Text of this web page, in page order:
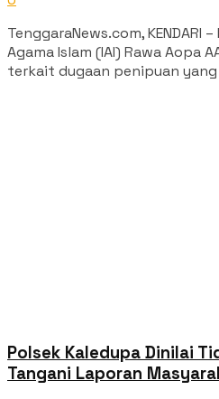
TenggaraNews.com, KENDARI
Agama Islam (IAI) Rawa Aopa
terkait dugaan penipuan
Polsek Kaledupa Dinilai
Tangani Laporan